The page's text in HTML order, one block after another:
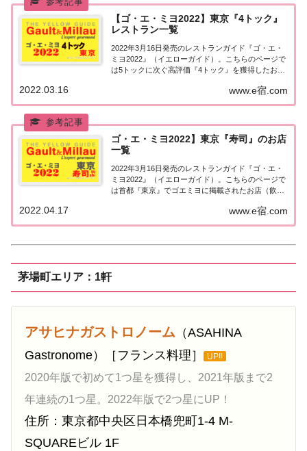
【ゴ・エ・ミヨ2022】東京『4トック』
レストラン一覧
2022年3月16日発売のレストランガイド『ゴ・エ・
ミヨ2022』（イエローガイド）。こちらのページで
は5トックに次ぐ高評価『4トック』を獲得したお店
ついて一覧にまとめました。ゴエミヨ2022『4トッ
ク』東京関東「東京エリア」で「ゴ・...
www.e宿.com
2022.03.16
ゴ・エ・ミヨ2022】東京『寿司』のお店
一覧
2022年3月16日発売のレストランガイド『ゴ・エ・
ミヨ2022』（イエローガイド）。こちらのページで
は首都『東京』でゴエミヨに掲載されたお店（飲食
とめました。ゴエミヨ2022『東京』寿司関東「東京
エリア」で「ゴ・エ・ミヨ2022」に...
www.e宿.com
2022.04.17
茅場町エリア：1軒
アサヒナガストロノーム （ASAHINA
Gastronome）［フランス料理］
UP!!
2020年版で初めて1つ星を獲得し、2021年版まで2
年連続の1つ星。2022年版で2つ星にUP！
住所：東京都中央区日本橋兜町1-4 M-
SQUAREビル 1F